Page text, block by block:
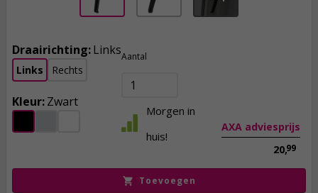
AXA adviesprijs
20,99
Draairichting:Links
Links Rechts
Kleur:Zwart
Aantal
Morgen in
huis!
Toevoegen